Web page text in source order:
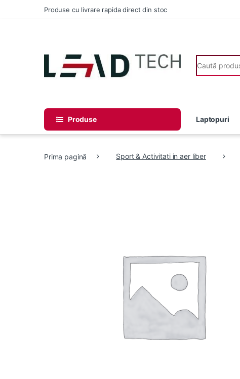
Skip to navigation
Skip to contentProduse cu livrare rapida direct din stoc
Search for:
Produse Laptopuri
Prima pagină Sport & Activitati in aer liber